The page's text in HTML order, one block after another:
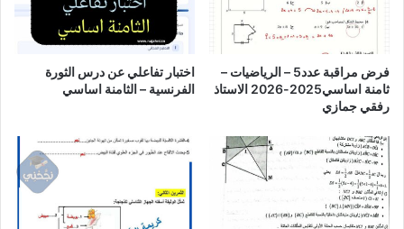
فرض مراقبة عدد5 – الرياضيات –
ثامنة اساسي2025-2026 الاستاذ
رفقي جمازي
اختبار تفاعلي عن درس الثورة
الفرنسية – الثامنة اساسي